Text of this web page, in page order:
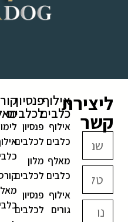
ליצירת
קשר
אילוף
כלבים
אילוף
כלבים
מאלף
כלבים
אילוף
גורים
פנסיון
לכלבים
פנסיון
לכלבים
מלון
לכלבים
פנסיון
לכלבים